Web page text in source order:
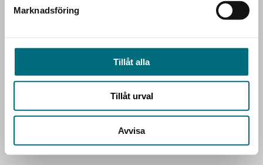
Marknadsföring
Tillåt alla
Tillåt urval
Avvisa